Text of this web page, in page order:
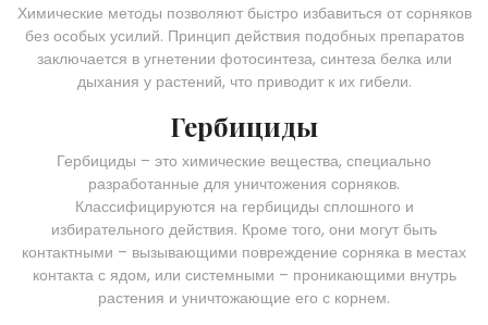
Химические методы позволяют быстро избавиться от сорняков
без особых усилий. Принцип действия подобных препаратов
заключается в угнетении фотосинтеза, синтеза белка или
дыхания у растений, что приводит к их гибели.
Гербициды
Гербициды – это химические вещества, специально
разработанные для уничтожения сорняков.
Классифицируются на гербициды сплошного и
избирательного действия. Кроме того, они могут быть
контактными – вызывающими повреждение сорняка в местах
контакта с ядом, или системными – проникающими внутрь
растения и уничтожающие его с корнем.